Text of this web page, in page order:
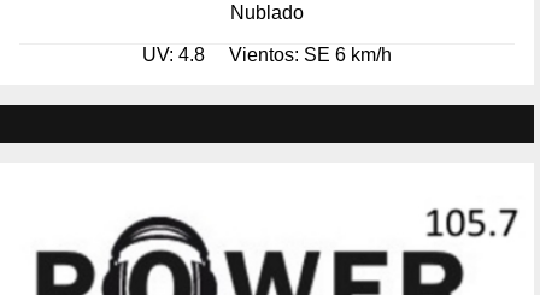
Nublado
UV: 4.8 Vientos: SE 6 km/h